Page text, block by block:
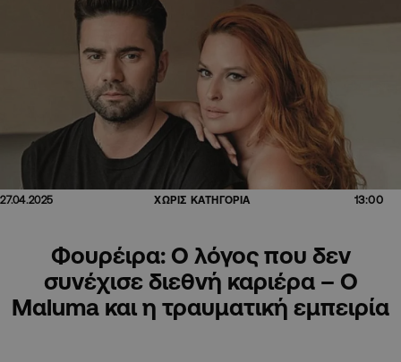
27.04.2025 ΧΩΡΙΣ ΚΑΤΗΓΟΡΙΑ 13:00
Φουρέιρα: Ο λόγος που δεν
συνέχισε διεθνή καριέρα – Ο
Μαluma και η τραυματική εμπειρία